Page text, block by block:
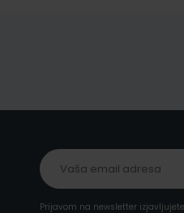
Prijavom na newsletter